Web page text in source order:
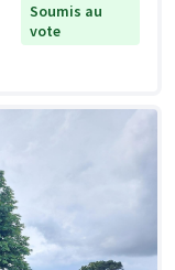
Soumis au
vote